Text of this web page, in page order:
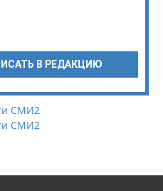
В РЕДАКЦИЮ
СМИ2
СМИ2